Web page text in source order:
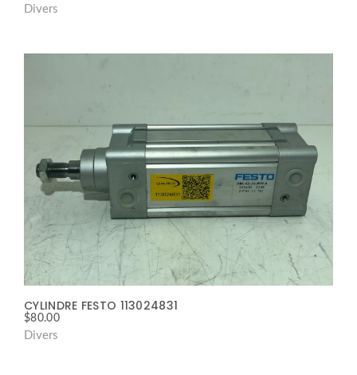
Divers
CYLINDRE FESTO 113024831
$80.00
Divers